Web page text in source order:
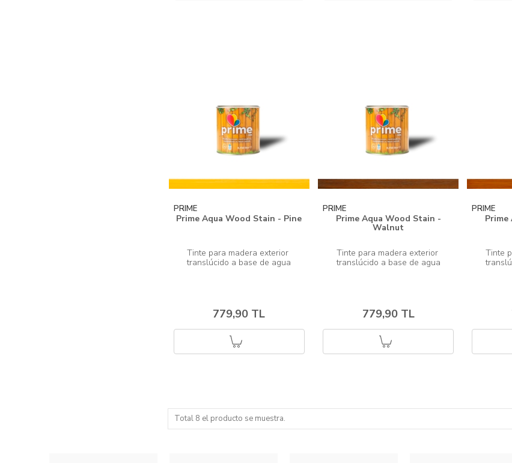
PRIME
Prime Aqua Wood Stain - Pine
Tinte para madera exterior
779,90 TL
PRIME
Prime Aqua Wood Stain -
Walnut
Tinte para madera exterior
779,90 TL
PRIME
Prime
Tinte
Total 8 el producto se muestra.